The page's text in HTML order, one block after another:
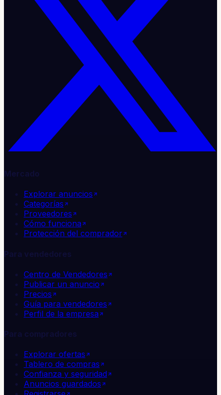
Mercado
Explorar anuncios
Categorías
Proveedores
Cómo funciona
Protección del comprador
Para vendedores
Centro de Vendedores
Publicar un anuncio
Precios
Guía para vendedores
Perfil de la empresa
Para compradores
Explorar ofertas
Tablero de compras
Confianza y seguridad
Anuncios guardados